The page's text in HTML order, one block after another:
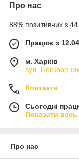
Про нас
88% позитивних з 44
Працює з
м. Харків
вул.
Контакти
Сьогодні
Показати
Про нас